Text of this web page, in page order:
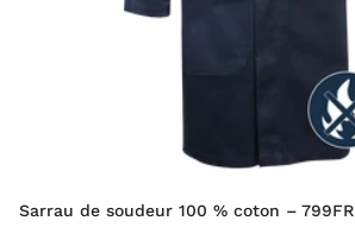
Sarrau de soudeur 100 % coton – 799FR